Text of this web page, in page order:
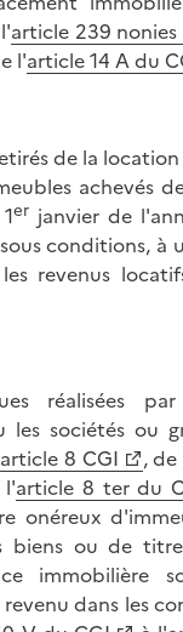
article 239 nonies
l'article 14 A du
de la
achevés
er janvier de
conditions, à
revenus
réalisées
les sociétés ou
article 8 CGI , de
l'article 8 ter du
onéreux
biens ou de
immobilière
dans les